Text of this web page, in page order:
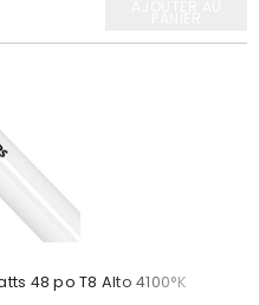
48 po T8 Alto 4100°K